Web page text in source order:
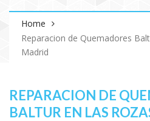
Home
Reparacion de Quemadores
Madrid
REPARACION DE
BALTUR EN LAS